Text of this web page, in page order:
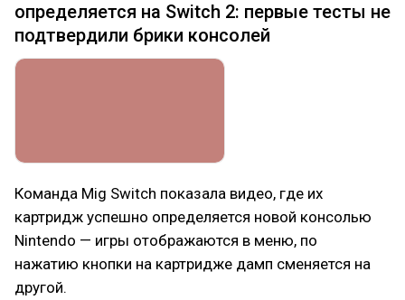
определяется на Switch 2: первые тесты не
подтвердили брики консолей
Команда Mig Switch показала видео, где их
картридж успешно определяется новой консолью
Nintendo — игры отображаются в меню, по
нажатию кнопки на картридже дамп сменяется на
другой.